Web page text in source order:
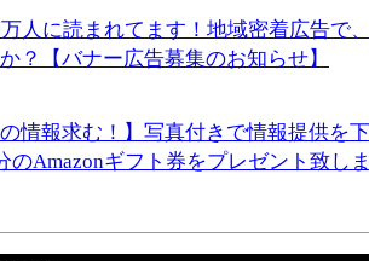
人に読まれてます！地域密着広告で
？【バナー広告募集のお知らせ】
の情報求む！】写真付きで情報提供を
のAmazonギフト券をプレゼント致しま